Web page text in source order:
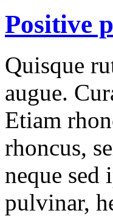
Positive
Quisque
augue.
Etiam
rhoncus,
neque sed
pulvinar,